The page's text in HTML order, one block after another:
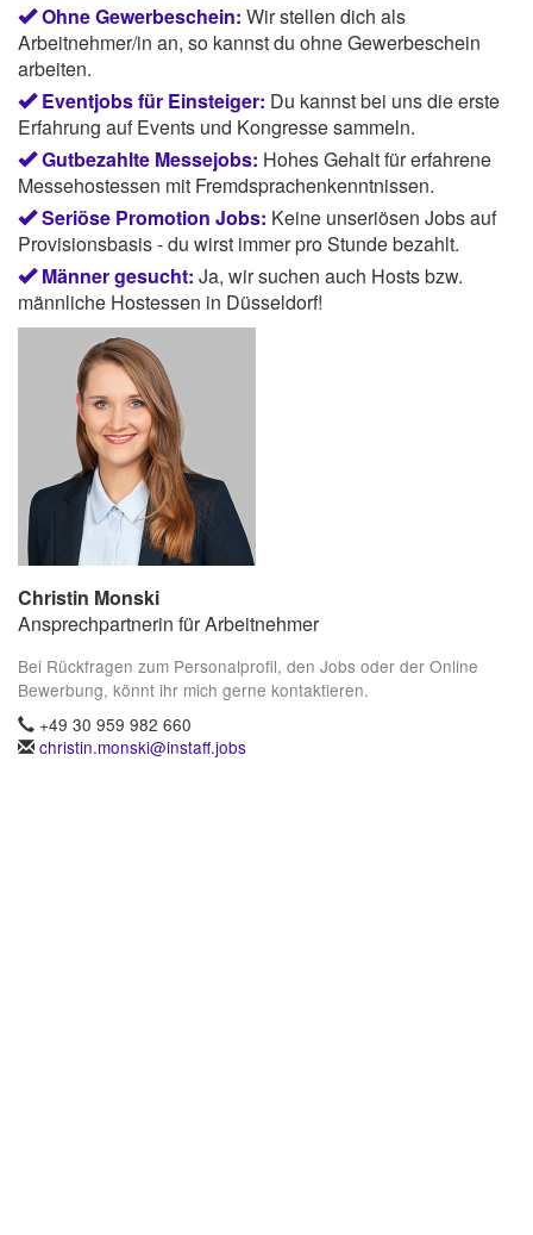
Ohne Gewerbeschein: Wir stellen dich als
Arbeitnehmer/in an, so kannst du ohne Gewerbeschein
arbeiten.
Eventjobs für Einsteiger: Du kannst bei uns die erste
Erfahrung auf Events und Kongresse sammeln.
Gutbezahlte Messejobs: Hohes Gehalt für erfahrene
Messehostessen mit Fremdsprachenkenntnissen.
Seriöse Promotion Jobs: Keine unseriösen Jobs auf
Provisionsbasis - du wirst immer pro Stunde bezahlt.
Männer gesucht: Ja, wir suchen auch Hosts bzw.
männliche Hostessen in Düsseldorf!
Christin Monski
Ansprechpartnerin für Arbeitnehmer
Bei Rückfragen zum Personalprofil, den Jobs oder der Online
Bewerbung, könnt ihr mich gerne kontaktieren.
+49 30 959 982 660
christin.monski@instaff.jobs